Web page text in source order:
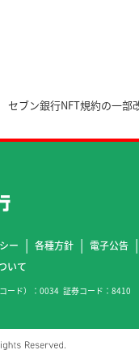
セブン銀行NFT規約の一部
ー 各種方針 電子公告
いて
ード） 0034 証券コード 8410